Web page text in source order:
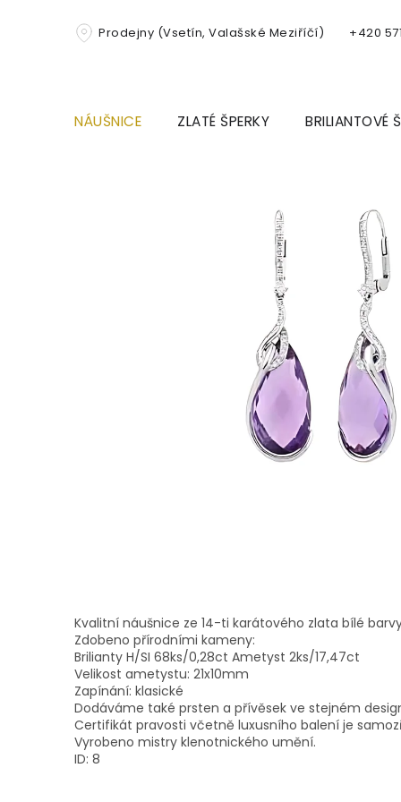
Prodejny (Vsetín, Valašské Meziříčí) +420
NÁUŠNICE ZLATÉ ŠPERKY BRILIANTOVÉ
Kvalitní náušnice ze 14-ti karátového zlata bílé
Zdobeno přírodními kameny:
Brilianty H/SI 68ks/0,28ct Ametyst 2ks/17,47ct
Velikost ametystu: 21x10mm
Zapínání: klasické
Dodáváme také prsten a přívěsek ve stejném
Certifikát pravosti včetně luxusního balení je
Vyrobeno mistry klenotnického umění.
ID: 8